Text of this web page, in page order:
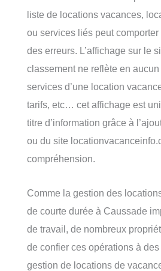
liste de locations vacances,
ou services liés peut
des erreurs. L’affichage sur le
classement ne reflète en
services d’une location
tarifs, etc… cet affichage est
titre d’information grâce à
ou du site
compréhension.
Comme la gestion des
de courte durée à Caussade
de travail, de nombreux
de confier ces opérations à
gestion de locations de